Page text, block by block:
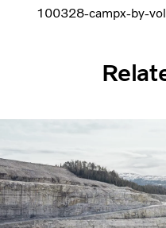
100328-campx-by-